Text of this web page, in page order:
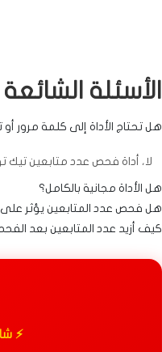
الأسئلة
هل تحتاج الأداة إلى كلمة مرور
لا، أداة فحص عدد متابعين
هل الأداة مجانية بالكامل؟
هل فحص عدد المتابعين يؤثر
كيف أزيد عدد المتابعين بعد
⚡